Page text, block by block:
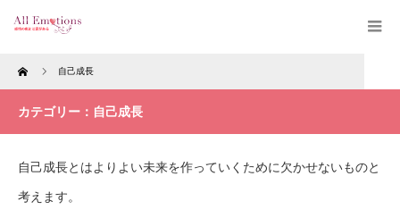
Home 自己成長
カテゴリー：自己成長
自己成長とはよりよい未来を作っていくために欠かせないものと
考えます。